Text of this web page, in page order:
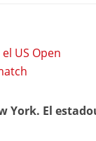
US Open
York. El